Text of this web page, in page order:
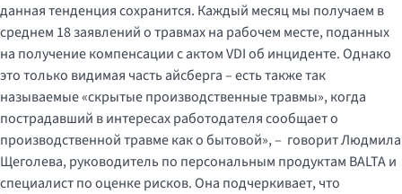
данная тенденция сохранится. Каждый месяц мы получаем в
среднем 18 заявлений о травмах на рабочем месте, поданных
на получение компенсации с актом VDI об инциденте. Однако
это только видимая часть айсберга – есть также так
называемые «скрытые производственные травмы», когда
пострадавший в интересах работодателя сообщает о
производственной травме как о бытовой», – говорит Людмила
Щеголева, руководитель по персональным продуктам BALTA и
специалист по оценке рисков. Она подчеркивает, что